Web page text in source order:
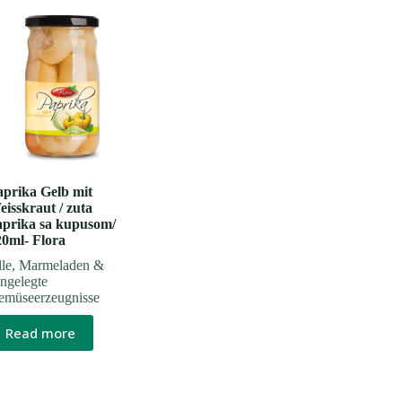
Gelb mit
/ zuta
sa kupusom/
Flora
, Marmeladen &
Read more